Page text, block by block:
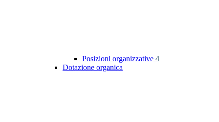
Posizioni organizzative 4
Dotazione organica